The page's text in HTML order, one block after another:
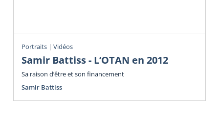
Portraits | Vidéos
Samir Battiss - L’OTAN en 2012
Sa raison d’être et son financement
Samir Battiss